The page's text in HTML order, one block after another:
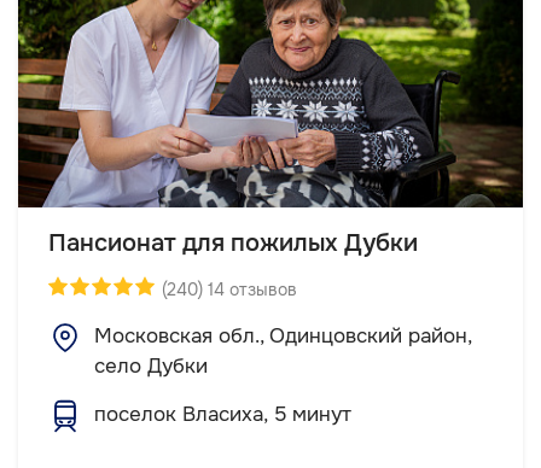
Пансионат для пожилых Дубки
(240) 14 отзывов
Московская обл., Одинцовский район,
село Дубки
поселок Власиха, 5 минут